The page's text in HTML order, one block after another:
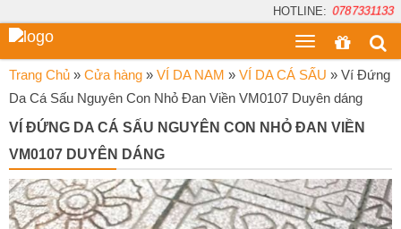
HOTLINE: 0787331133
Toggle
menu
Trang Chủ » Cửa hàng » VÍ DA NAM » VÍ DA CÁ SẤU » Ví Đứng
Da Cá Sấu Nguyên Con Nhỏ Đan Viền VM0107 Duyên dáng
VÍ ĐỨNG DA CÁ SẤU NGUYÊN CON NHỎ ĐAN VIỀN
VM0107 DUYÊN DÁNG